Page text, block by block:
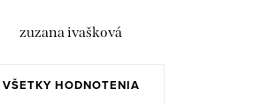
VŠETKY HODNOTENIA
zuzana ivašková